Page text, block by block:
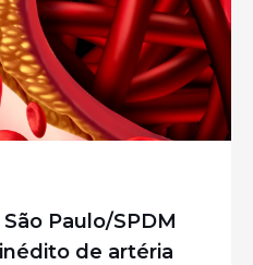
Paulo/SPDM
de artéria